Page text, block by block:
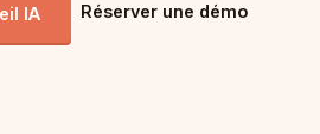
IA Réserver une démo